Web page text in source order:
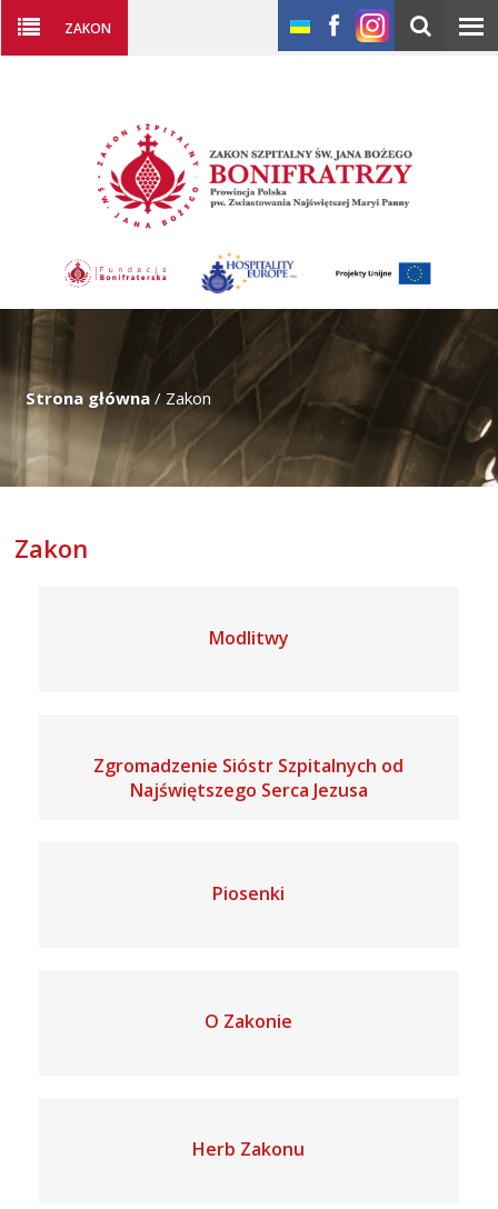
ZAKON
Strona główna / Zakon
Zakon
Modlitwy
Zgromadzenie Sióstr Szpitalnych od
Najświętszego Serca Jezusa
Piosenki
O Zakonie
Herb Zakonu